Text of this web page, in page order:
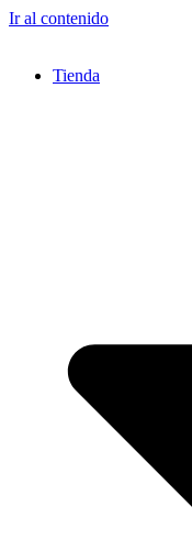
Ir al contenido
Tienda